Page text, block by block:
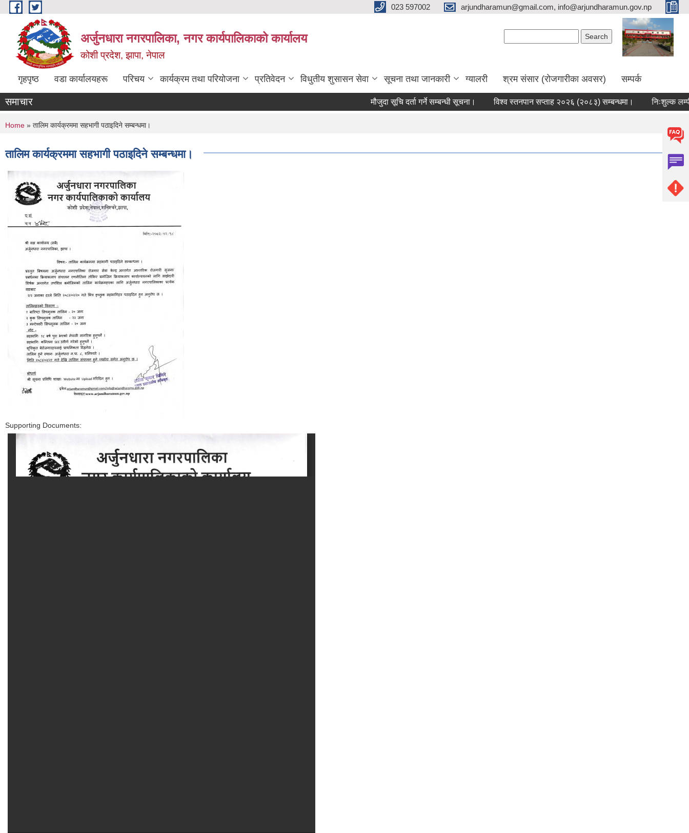
Skip to main content 023 597002 arjundharamun@gmail.com, info@arjundharamun.gov.np
अर्जुनधारा नगरपालिका, नगर कार्यपालिकाको कार्यालय
कोशी प्रदेश, झापा, नेपाल
गृहपृष्ठ वडा कार्यालयहरू परिचय कार्यक्रम तथा परियोजना प्रतिवेदन विधुतीय शुसासन सेवा सूचना तथा जानकारी ग्यालरी श्रम संसार (रोजगारीका अवसर) सम्पर्क
समाचार मौजुदा सूचि दर्ता गर्ने सम्बन्धी सूचना। विश्व स्तनपान सप्ताह २०२६ (२०८३) सम्बन्धमा। निःशुल्क लम्पी
You are here
Home » तालिम कार्यक्रममा सहभागी पठाइदिने सम्बन्धमा।
तालिम कार्यक्रममा सहभागी पठाइदिने सम्बन्धमा।
Supporting Documents: